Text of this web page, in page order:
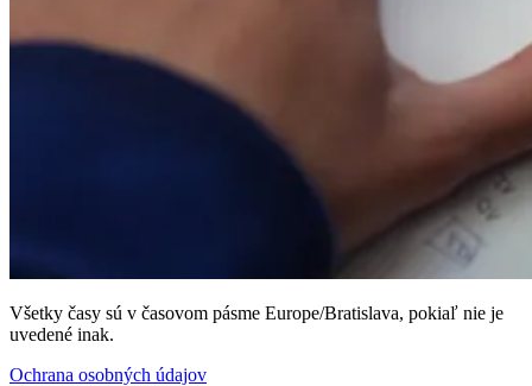
Všetky časy sú v časovom pásme Europe/Bratislava, pokiaľ nie je
uvedené inak.
Ochrana osobných údajov